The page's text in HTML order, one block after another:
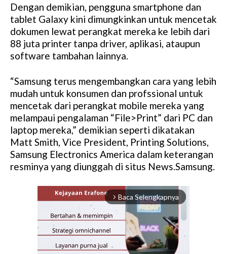
Dengan demikian, pengguna smartphone dan
tablet Galaxy kini dimungkinkan untuk mencetak
dokumen lewat perangkat mereka ke lebih dari
88 juta printer tanpa driver, aplikasi, ataupun
software tambahan lainnya.
“Samsung terus mengembangkan cara yang lebih
mudah untuk konsumen dan profssional untuk
mencetak dari perangkat mobile mereka yang
melampaui pengalaman “File>Print” dari PC dan
laptop mereka,” demikian seperti dikatakan
Matt Smith, Vice President, Printing Solutions,
Samsung Electronics America dalam keterangan
resminya yang diunggah di situs News.Samsung.
arrow_forward_ios Baca Selengkapnya